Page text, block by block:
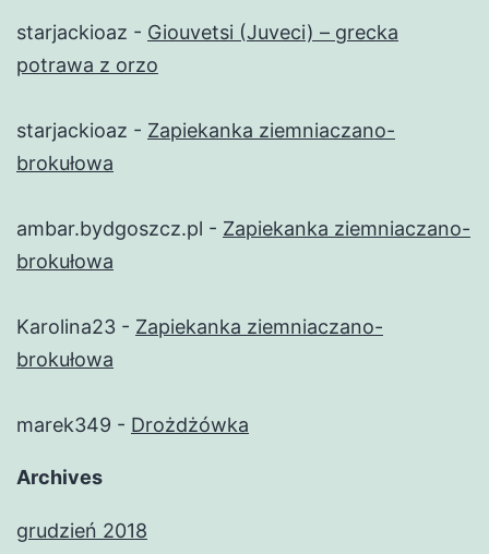
starjackioaz - Giouvetsi (Juveci) – grecka
potrawa z orzo
starjackioaz - Zapiekanka ziemniaczano-
brokułowa
ambar.bydgoszcz.pl - Zapiekanka ziemniaczano-
brokułowa
Karolina23 - Zapiekanka ziemniaczano-
brokułowa
marek349 - Drożdżówka
Archives
grudzień 2018